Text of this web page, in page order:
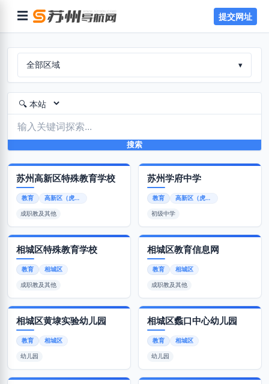
☰ 提交网址
全部区域 ▾
搜索
苏州高新区特殊教育学校
教育 高新区（虎丘区）
成职教及其他
苏州学府中学
教育 高新区（虎丘区）
初级中学
相城区特殊教育学校
教育 相城区
成职教及其他
相城区教育信息网
教育 相城区
成职教及其他
相城区黄埭实验幼儿园
教育 相城区
幼儿园
相城区蠡口中心幼儿园
教育 相城区
幼儿园